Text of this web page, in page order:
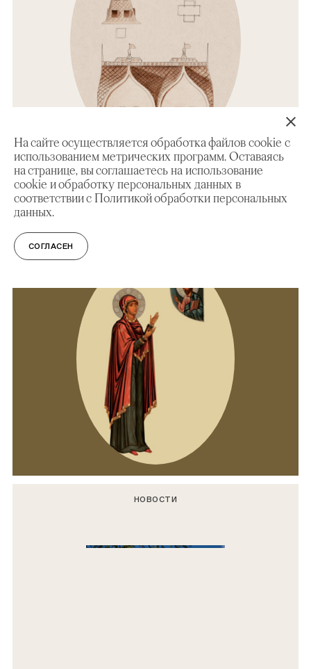
На сайте осуществляется обработка файлов cookie с
использованием метрических программ. Оставаясь
на странице, вы соглашаетесь на использование
cookie и обработку персональных данных в
соответствии с Политикой обработки персональных
данных.
СОГЛАСЕН
ЭКСКУРСИЯ
Экскурсия по выставке «Под покровом
НОВОСТИ